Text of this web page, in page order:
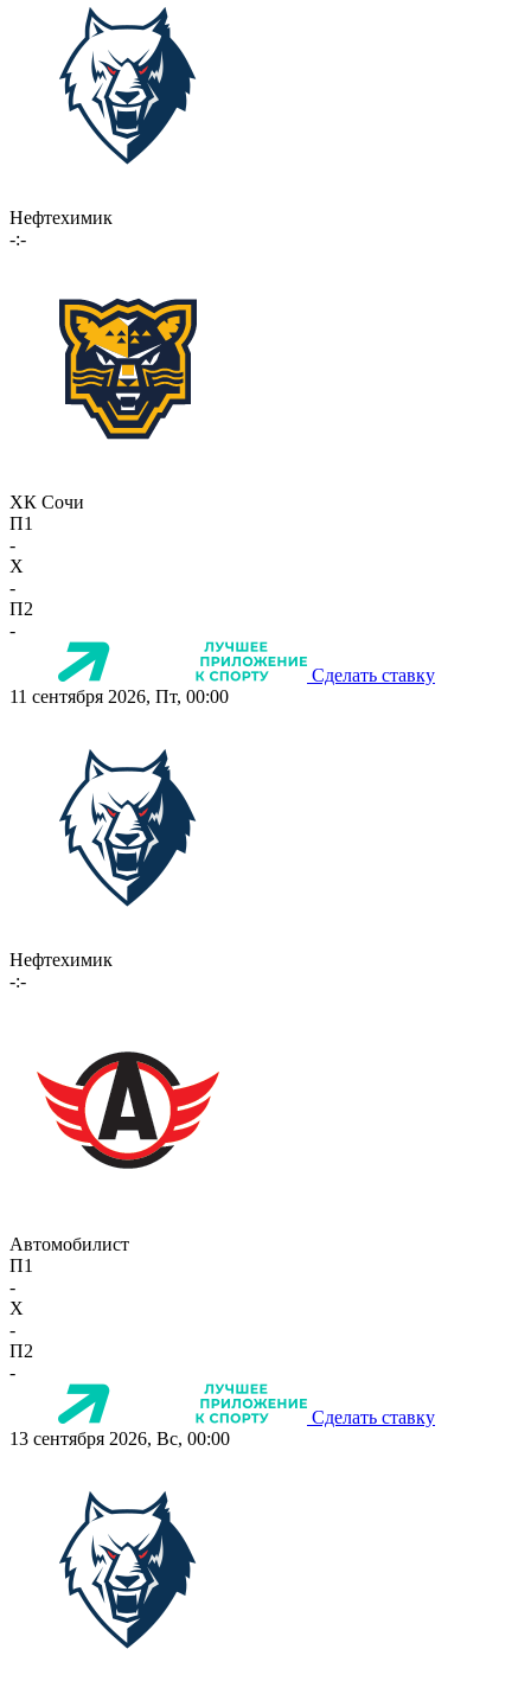
Нефтехимик
-:-
ХК Сочи
П1
-
X
-
П2
-
Сделать ставку
11 сентября 2026, Пт, 00:00
Нефтехимик
-:-
Автомобилист
П1
-
X
-
П2
-
Сделать ставку
13 сентября 2026, Вс, 00:00